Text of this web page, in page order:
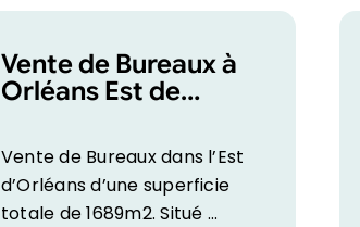
Vente de Bureaux à
Orléans Est de
Vente de Bureaux dans l’Est
d’Orléans d’une superficie
totale de 1689m2. Situé ...